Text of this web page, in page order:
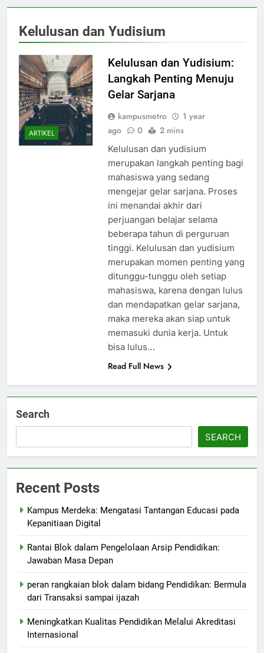
Kelulusan dan Yudisium
ARTIKEL
Kelulusan dan Yudisium:
Langkah Penting Menuju
Gelar Sarjana
kampusmetro
1 year
ago
0 2 mins
Kelulusan dan yudisium
merupakan langkah penting bagi
mahasiswa yang sedang
mengejar gelar sarjana. Proses
ini menandai akhir dari
perjuangan belajar selama
beberapa tahun di perguruan
tinggi. Kelulusan dan yudisium
merupakan momen penting yang
ditunggu-tunggu oleh setiap
mahasiswa, karena dengan lulus
dan mendapatkan gelar sarjana,
maka mereka akan siap untuk
memasuki dunia kerja. Untuk
bisa lulus…
Read Full News
Search
SEARCH
Recent Posts
Kampus Merdeka: Mengatasi Tantangan Educasi pada
Kepanitiaan Digital
Rantai Blok dalam Pengelolaan Arsip Pendidikan:
Jawaban Masa Depan
peran rangkaian blok dalam bidang Pendidikan: Bermula
dari Transaksi sampai ijazah
Meningkatkan Kualitas Pendidikan Melalui Akreditasi
Internasional